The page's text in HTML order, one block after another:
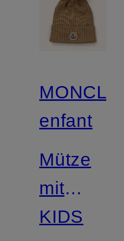
MONCLER
enfant
Mütze
mit
Kunstfell
KIDS